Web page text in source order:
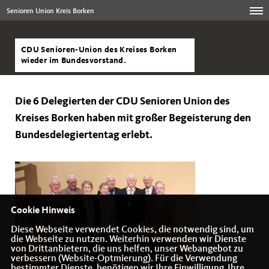
Senioren Union Kreis Borken
CDU Senioren-Union des Kreises Borken
wieder im Bundesvorstand.
Die 6 Delegierten der CDU Senioren Union des
Kreises Borken haben mit großer Begeisterung den
Bundesdelegiertentag erlebt.
Cookie Hinweis
Diese Webseite verwendet Cookies, die notwendig sind, um
die Webseite zu nutzen. Weiterhin verwenden wir Dienste
von Drittanbietern, die uns helfen, unser Webangebot zu
verbessern (Website-Optmierung). Für die Verwendung